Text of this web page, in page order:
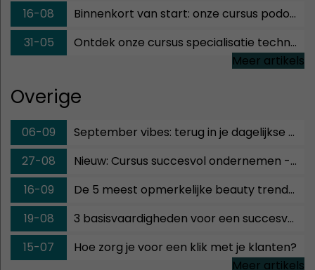
16-08
Binnenkort van start: onze cursus podologische technieken!
31-05
Ontdek onze cursus specialisatie technieken voetverzorger!
Meer artikels
Overige
06-09
September vibes: terug in je dagelijkse ritme!
27-08
Nieuw: Cursus succesvol ondernemen - Groenhove Methode
16-09
De 5 meest opmerkelijke beauty trends najaar 2019
19-08
3 basisvaardigheden voor een succesvolle salon!
15-07
Hoe zorg je voor een klik met je klanten?
Meer artikels